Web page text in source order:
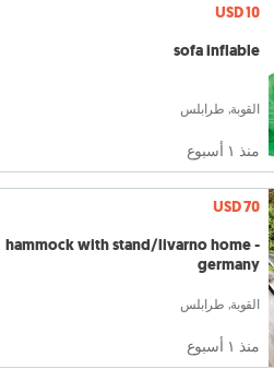
USD 10
sofa inflable
القوبة, طرابلس
منذ ١ أسبوع
USD 70
hammock with stand/livarno home -
germany
القوبة, طرابلس
منذ ١ أسبوع